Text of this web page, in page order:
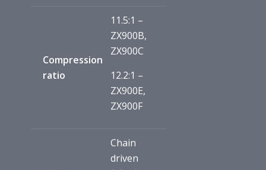
Compression
ratio
11.5:1 –
ZX900B,
ZX900C
12.2:1 –
ZX900E,
ZX900F
Chain
driven